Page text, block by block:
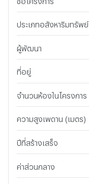
ประเภทอสังหาริมทรัพย์
ผู้พัฒนา
ที่อยู่
จำนวนห้องในโครงการ
ความสูงเพดาน (เมตร)
ปีที่สร้างเสร็จ
ค่าส่วนกลาง